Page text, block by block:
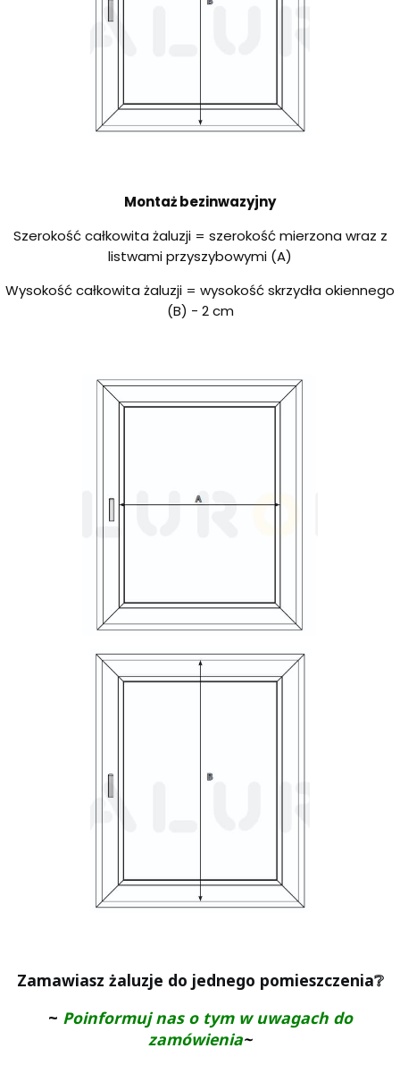
Montaż bezinwazyjny
Szerokość całkowita żaluzji = szerokość mierzona wraz z
listwami przyszybowymi (A)
Wysokość całkowita żaluzji = wysokość skrzydła okiennego
(B) - 2 cm
Zamawiasz żaluzje do jednego pomieszczenia❔
~ Poinformuj nas o tym w uwagach do
zamówienia~